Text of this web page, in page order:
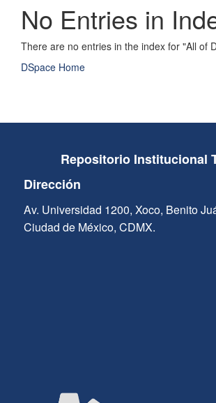
No Entries in
There are no entries in the index for "All of
DSpace Home
Repositorio Institucional
Dirección
Av. Universidad 1200, Xoco, Benito
Ciudad de México, CDMX.